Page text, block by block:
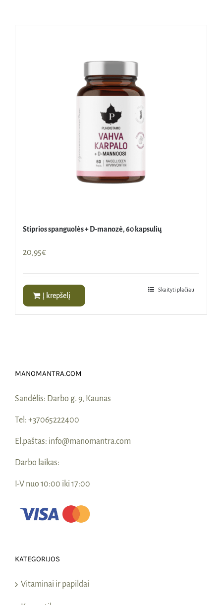
Stiprios spanguolės + D-manozė, 60 kapsulių
20,95€
Į krepšelį
Skaityti plačiau
MANOMANTRA.COM
Sandėlis: Darbo g. 9, Kaunas
Tel: +37065222400
El.paštas: info@manomantra.com
Darbo laikas:
I-V nuo 10:00 iki 17:00
KATEGORIJOS
Vitaminai ir papildai